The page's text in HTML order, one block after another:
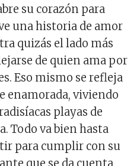
su corazón para
una historia de amor
quizás el lado más
de quien ama por
Eso mismo se refleja
enamorada, viviendo
playas de
Todo va bien hasta
para cumplir con su